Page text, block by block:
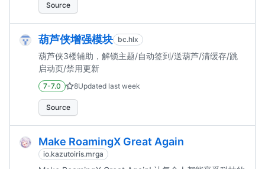
Source
葫芦侠增强模块 bc.hlx
葫芦侠3楼辅助，解锁主题/自动签到/送葫芦/清缓存/跳
启动页/禁用更新
7-7.0 8Updated last week
Source
Make RoamingX Great Again
io.kazutoiris.mrga